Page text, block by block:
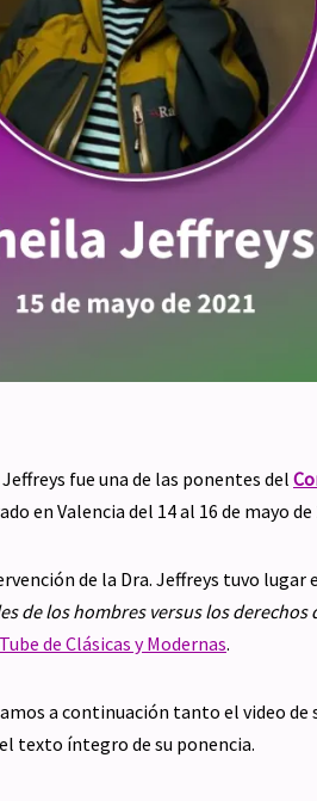
fue una de las ponentes del
en Valencia del 14 al 16 de mayo
de la Dra. Jeffreys tuvo lugar
de los hombres versus los derechos
de Clásicas y Modernas.
a continuación tanto el video
texto íntegro de su ponencia.